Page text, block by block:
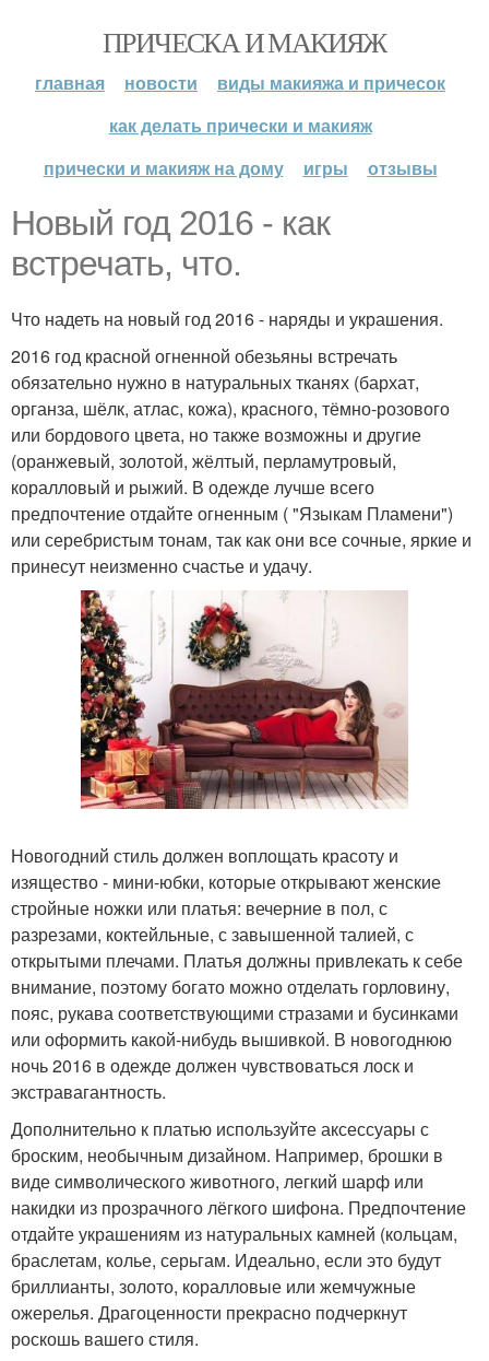
ПРИЧЕСКА И МАКИЯЖ
главная новости
виды макияжа и причесок
как делать прически и макияж
прически и макияж на дому
игры отзывы
Новый год 2016 - как
встречать, что.
Что надеть на новый год 2016 - наряды и украшения.
2016 год красной огненной обезьяны встречать
обязательно нужно в натуральных тканях (бархат,
органза, шёлк, атлас, кожа), красного, тёмно-розового
или бордового цвета, но также возможны и другие
(оранжевый, золотой, жёлтый, перламутровый,
коралловый и рыжий. В одежде лучше всего
предпочтение отдайте огненным ( "Языкам Пламени")
или серебристым тонам, так как они все сочные, яркие и
принесут неизменно счастье и удачу.
Новогодний стиль должен воплощать красоту и
изящество - мини-юбки, которые открывают женские
стройные ножки или платья: вечерние в пол, с
разрезами, коктейльные, с завышенной талией, с
открытыми плечами. Платья должны привлекать к себе
внимание, поэтому богато можно отделать горловину,
пояс, рукава соответствующими стразами и бусинками
или оформить какой-нибудь вышивкой. В новогоднюю
ночь 2016 в одежде должен чувствоваться лоск и
экстравагантность.
Дополнительно к платью используйте аксессуары с
броским, необычным дизайном. Например, брошки в
виде символического животного, легкий шарф или
накидки из прозрачного лёгкого шифона. Предпочтение
отдайте украшениям из натуральных камней (кольцам,
браслетам, колье, серьгам. Идеально, если это будут
бриллианты, золото, коралловые или жемчужные
ожерелья. Драгоценности прекрасно подчеркнут
роскошь вашего стиля.